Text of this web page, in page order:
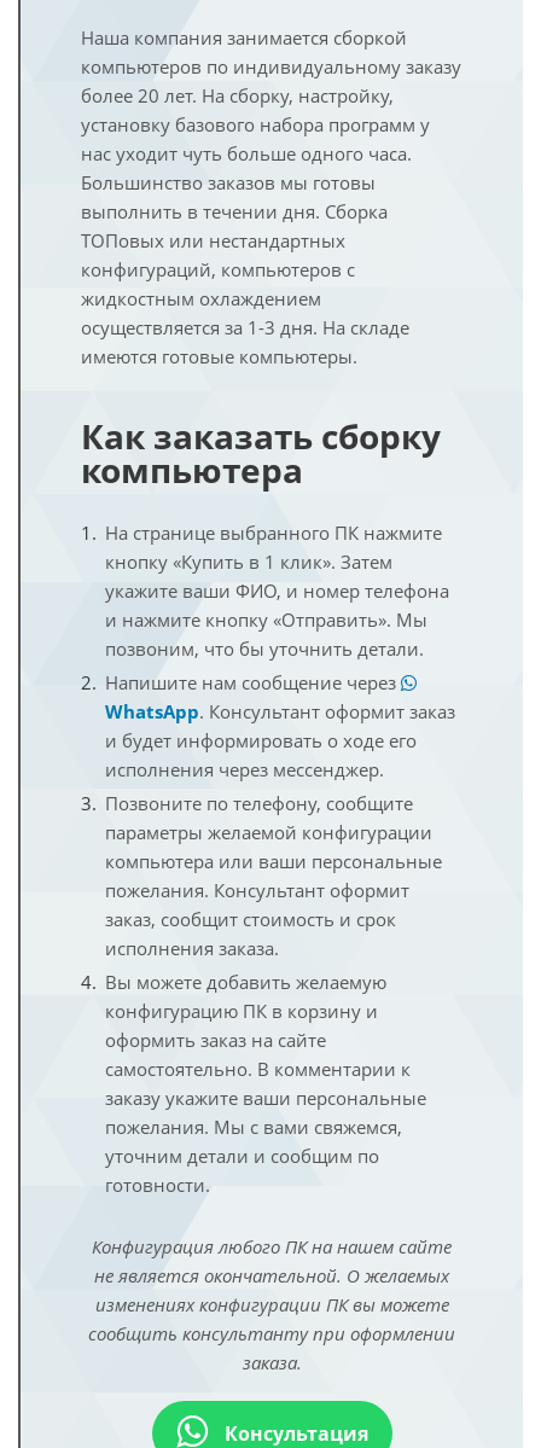
Наша компания занимается сборкой
компьютеров по индивидуальному заказу
более 20 лет. На сборку, настройку,
установку базового набора программ у
нас уходит чуть больше одного часа.
Большинство заказов мы готовы
выполнить в течении дня. Сборка
ТОПовых или нестандартных
конфигураций, компьютеров с
жидкостным охлаждением
осуществляется за 1-3 дня. На складе
имеются готовые компьютеры.
Как заказать сборку
компьютера
На странице выбранного ПК нажмите
кнопку «Купить в 1 клик». Затем
укажите ваши ФИО, и номер телефона
и нажмите кнопку «Отправить». Мы
позвоним, что бы уточнить детали.
Напишите нам сообщение через
WhatsApp. Консультант оформит заказ
и будет информировать о ходе его
исполнения через мессенджер.
Позвоните по телефону, сообщите
параметры желаемой конфигурации
компьютера или ваши персональные
пожелания. Консультант оформит
заказ, сообщит стоимость и срок
исполнения заказа.
Вы можете добавить желаемую
конфигурацию ПК в корзину и
оформить заказ на сайте
самостоятельно. В комментарии к
заказу укажите ваши персональные
пожелания. Мы с вами свяжемся,
уточним детали и сообщим по
готовности.
Конфигурация любого ПК на нашем сайте
не является окончательной. О желаемых
изменениях конфигурации ПК вы можете
сообщить консультанту при оформлении
заказа.
Консультация